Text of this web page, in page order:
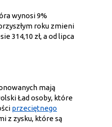
wynosi 9%
roku zmieni
314,10 zł, a od lipca
mają
Ład osoby, które
przeciętnego
z zysku, które są